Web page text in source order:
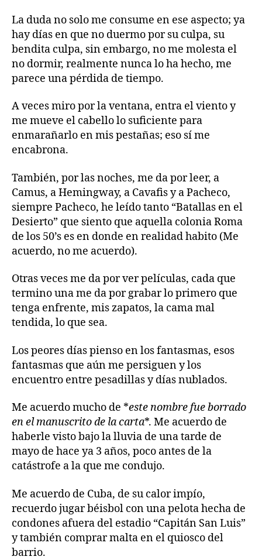
La duda no solo me consume en ese aspecto; ya
hay días en que no duermo por su culpa, su
bendita culpa, sin embargo, no me molesta el
no dormir, realmente nunca lo ha hecho, me
parece una pérdida de tiempo.
A veces miro por la ventana, entra el viento y
me mueve el cabello lo suficiente para
enmarañarlo en mis pestañas; eso sí me
encabrona.
También, por las noches, me da por leer, a
Camus, a Hemingway, a Cavafis y a Pacheco,
siempre Pacheco, he leído tanto “Batallas en el
Desierto” que siento que aquella colonia Roma
de los 50’s es en donde en realidad habito (Me
acuerdo, no me acuerdo).
Otras veces me da por ver películas, cada que
termino una me da por grabar lo primero que
tenga enfrente, mis zapatos, la cama mal
tendida, lo que sea.
Los peores días pienso en los fantasmas, esos
fantasmas que aún me persiguen y los
encuentro entre pesadillas y días nublados.
Me acuerdo mucho de *este nombre fue borrado
en el manuscrito de la carta*. Me acuerdo de
haberle visto bajo la lluvia de una tarde de
mayo de hace ya 3 años, poco antes de la
catástrofe a la que me condujo.
Me acuerdo de Cuba, de su calor impío,
recuerdo jugar béisbol con una pelota hecha de
condones afuera del estadio “Capitán San Luis”
y también comprar malta en el quiosco del
barrio.